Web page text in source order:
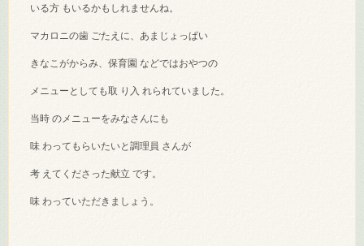
いる方 もいるかもしれませんね。
マカロニの歯 ごたえに、あまじょっぱい
きなこがからみ、保育園 などではおやつの
メニューとしても取 り入 れられていました。
当時 のメニューをみなさんにも
味 わってもらいたいと調理員 さんが
考 えてくださった献立 です。
味 わっていただきましょう。